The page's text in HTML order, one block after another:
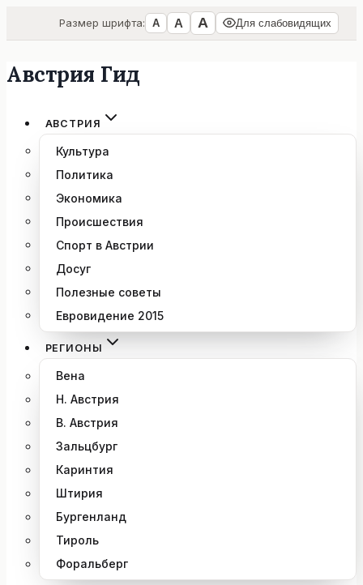
Размер шрифта: А А А Для слабовидящих
Перейти
содержимому
Австрия Гид
АВСТРИЯ
Культура
Политика
Экономика
Происшествия
Спорт в Австрии
Досуг
Полезные советы
Евровидение 2015
РЕГИОНЫ
Вена
Н. Австрия
В. Австрия
Зальцбург
Каринтия
Штирия
Бургенланд
Тироль
Форальберг